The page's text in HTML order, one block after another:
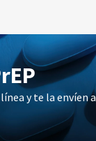
y te la envíen a